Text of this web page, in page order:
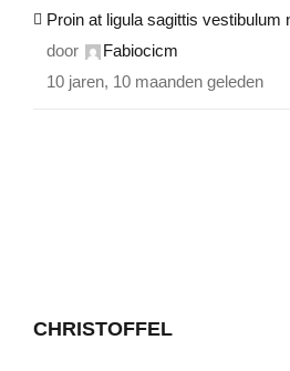
Proin at ligula sagittis vestibulum
door
Fabiocicm
10 jaren, 10 maanden geleden
CHRISTOFFEL